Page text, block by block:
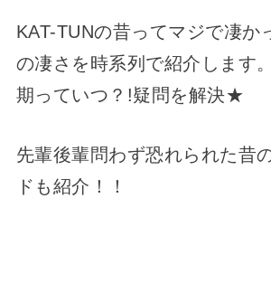
KAT-TUNの昔ってマジで凄か
の凄さを時系列で紹介します
期っていつ？!疑問を解決★
先輩後輩問わず恐れられた昔
ドも紹介！！